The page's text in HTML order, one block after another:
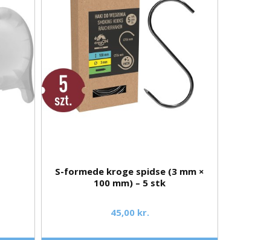
S-formede kroge spidse (3 mm ×
100 mm) – 5 stk
45,00 kr.